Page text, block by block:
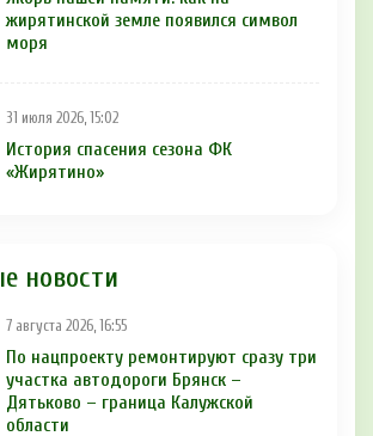
жирятинской земле появился символ
моря
31 июля 2026, 15:02
История спасения сезона ФК
«Жирятино»
новости
7 августа 2026, 16:55
По нацпроекту ремонтируют сразу три
участка автодороги Брянск –
Дятьково – граница Калужской
области